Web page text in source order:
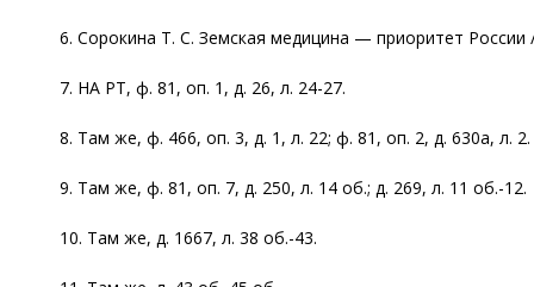
6. Сорокина Т. С. Земская медицина — приоритет
7. НА РТ, ф. 81, оп. 1, д. 26, л. 24-27.
8. Там же, ф. 466, оп. 3, д. 1, л. 22; ф. 81, оп. 2, д. 630а, л. 2.
9. Там же, ф. 81, оп. 7, д. 250, л. 14 об.; д. 269, л. 11 об.-12.
10. Там же, д. 1667, л. 38 об.-43.